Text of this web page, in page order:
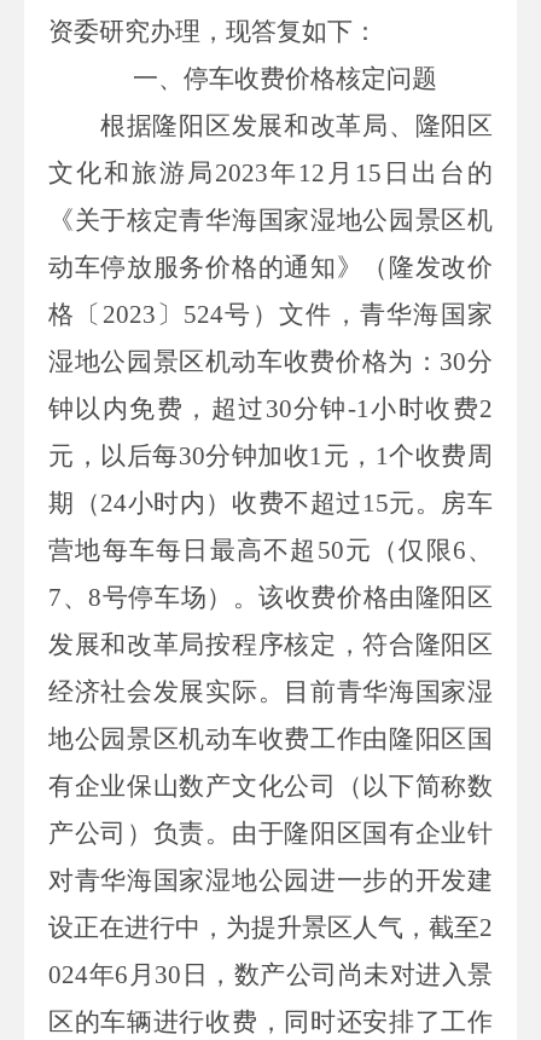
资委研究办理，现答复如下：
一、停车收费价格核定问题
根据隆阳区发展和改革局、隆阳区
文化和旅游局2023年 12 月 15 日出台的
《关于核定青华海国家湿地公园景区机
动车停放服务价格的通知》（隆发改价
格〔 2023 〕 524号）文件，青华海国家
湿地公园景区机动车收费价格为： 30分
钟以内免费，超过30分钟-1小时收费2
元，以后每30分钟加收1元， 1个收费周
期（24小时内）收费不超过15元。房车
营地每车每日最高不超 50元（仅限6、
7、8号停车场）。该收费价格由隆阳区
发展和改革局按程序核定，符合隆阳区
经济社会发展实际。目前青华海国家湿
地公园景区机动车收费工作由隆阳区国
有企业保山数产文化公司（以下简称数
产公司）负责。由于隆阳区国有企业针
对青华海国家湿地公园进一步的开发建
设正在进行中，为提升景区人气，截至2
024年6 月 30 日，数产公司尚未对进入景
区的车辆进行收费，同时还安排了工作